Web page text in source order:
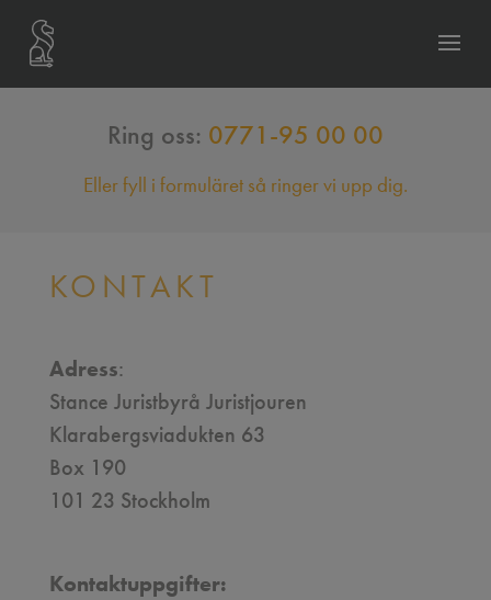
Ring oss: 0771-95 00 00
Eller fyll i formuläret så ringer vi upp dig.
KONTAKT
Adress:
Stance Juristbyrå Juristjouren
Klarabergsviadukten 63
Box 190
101 23 Stockholm
Kontaktuppgifter: